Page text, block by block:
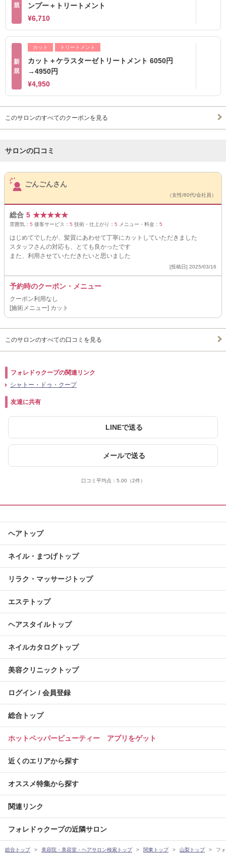
規
ンプー＋トリートメント
¥6,710
新
規
カット トリートメント
カット＋ケラスターゼトリートメント 6050円
→4950円
¥4,950
このサロンのすべてのクーポンを見る
サロンの口コミ
サロンPick Up
ごんごんさん
（女性/60代/会社員）
総合 5 ★★★★★
雰囲気： 5 接客サービス： 5 技術・仕上がり： 5 メニュー・料金： 5
はじめてでしたが、髪質にあわせて丁寧にカットしていただきました
スタッフさんの対応も、とても良かったです
また、利用させていただきたいと思いました
[投稿日] 2025/03/16
予約時のクーポン・メニュー
クーポン利用なし
[施術メニュー] カット
このサロンのすべての口コミを見る
フォレドゥクープの関連リンク
シャトー・ドゥ・クープ
友達に共有
LINEで送る
メールで送る
口コミ平均点： 5.00 （2件）
ヘアトップ
ネイル・まつげトップ
リラク・マッサージトップ
エステトップ
ヘアスタイルトップ
ネイルカタログトップ
美容クリニックトップ
ログイン / 会員登録
総合トップ
ホットペッパービューティー アプリをゲット
近くのエリアから探す
オススメ特集から探す
関連リンク
フォレドゥクープの近隣サロン
総合トップ 美容院・美容室・ヘアサロン検索トップ 関東トップ 山梨トップ フ